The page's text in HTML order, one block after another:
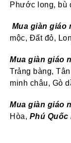
Phước long, bù
Mua giàn giáo
mộc, Đất đỏ,
Mua giàn giáo
Trảng bàng,
minh châu, Gò
Mua giàn giáo
Hòa, Phú